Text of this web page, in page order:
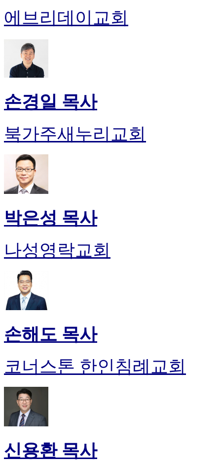
에브리데이교회
손경일 목사
북가주새누리교회
박은성 목사
나성영락교회
손해도 목사
코너스톤 한인침례교회
신용환 목사